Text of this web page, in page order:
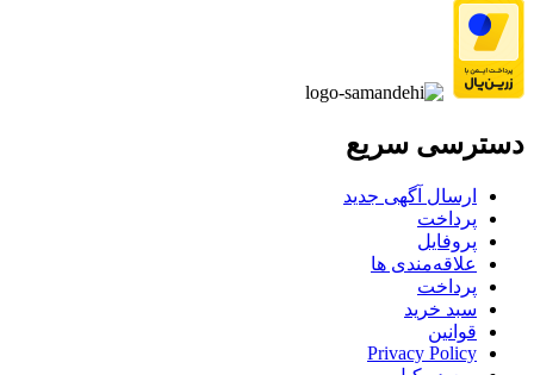
دسترسی سریع
ارسال آگهی جدید
پرداخت
پروفایل
علاقه‌مندی ها
پرداخت
سبد خرید
قوانین
Privacy Policy